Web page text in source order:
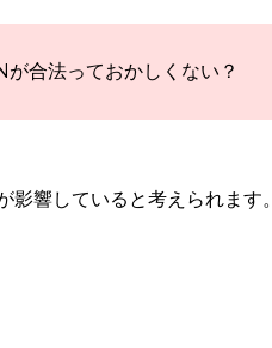
合法っておかしくない？
響していると考えられます。